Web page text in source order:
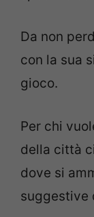
Da non
con la sua
gioco.
Per chi
della città
dove si
suggestive